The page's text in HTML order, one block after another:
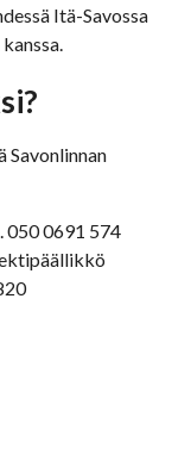
Itä-Savossa
Savonlinnan
050 0691 574